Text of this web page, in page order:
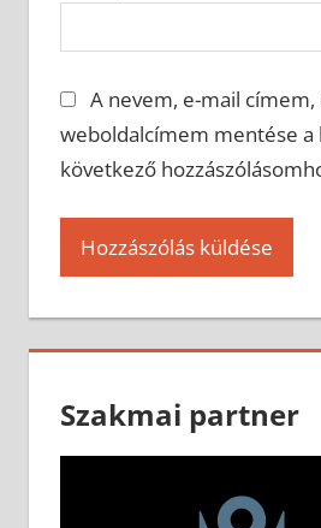
A nevem, e-mail címem,
weboldalcímem mentése a
következő
Szakmai partner